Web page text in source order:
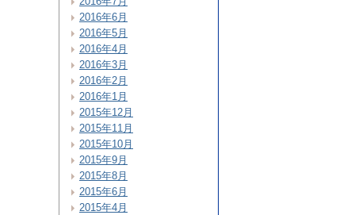
2016年6月
2016年5月
2016年4月
2016年3月
2016年2月
2016年1月
2015年12月
2015年11月
2015年10月
2015年9月
2015年8月
2015年6月
2015年4月